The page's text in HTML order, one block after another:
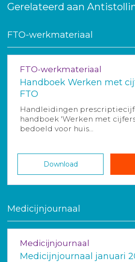
Gerelateerd aan
FTO-werkmateriaal
FTO-werkmateriaal
Handboek Werken met
FTO
Handleidingen
handboek 'Werken met
bedoeld voor huis...
Download
Medicijnjournaal
Medicijnjournaal
Medicijnjournaal januari